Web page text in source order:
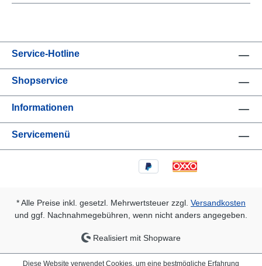
Service-Hotline
Shopservice
Informationen
Servicemenü
* Alle Preise inkl. gesetzl. Mehrwertsteuer zzgl. Versandkosten
und ggf. Nachnahmegebühren, wenn nicht anders angegeben.
Realisiert mit Shopware
Diese Website verwendet Cookies, um eine bestmögliche Erfahrung